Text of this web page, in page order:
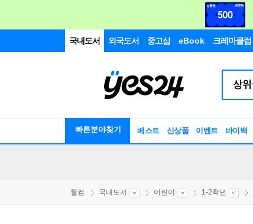
국내도서 외국도서 중고샵 eBook 크레마클럽
빠른분야찾기 베스트 신상품 이벤트 바이백
웰컴 국내도서 어린이 1-2학년